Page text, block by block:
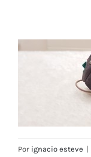
Por ignacio esteve |